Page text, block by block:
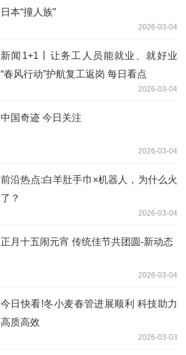
日本“撞人族”
2026-03-04
新闻1+1丨让务工人员能就业、就好业
“春风行动”护航复工返岗 每日看点
2026-03-04
中国奇迹 今日关注
2026-03-04
前沿热点:白羊肚手巾×机器人，为什么火
了？
2026-03-04
正月十五闹元宵 传统佳节共团圆-新动态
2026-03-04
今日快看!冬小麦春管进展顺利 科技助力
高质高效
2026-03-03